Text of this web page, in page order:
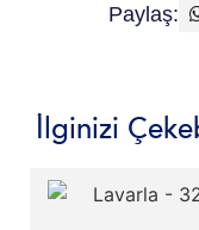
Paylaş:
İlginizi